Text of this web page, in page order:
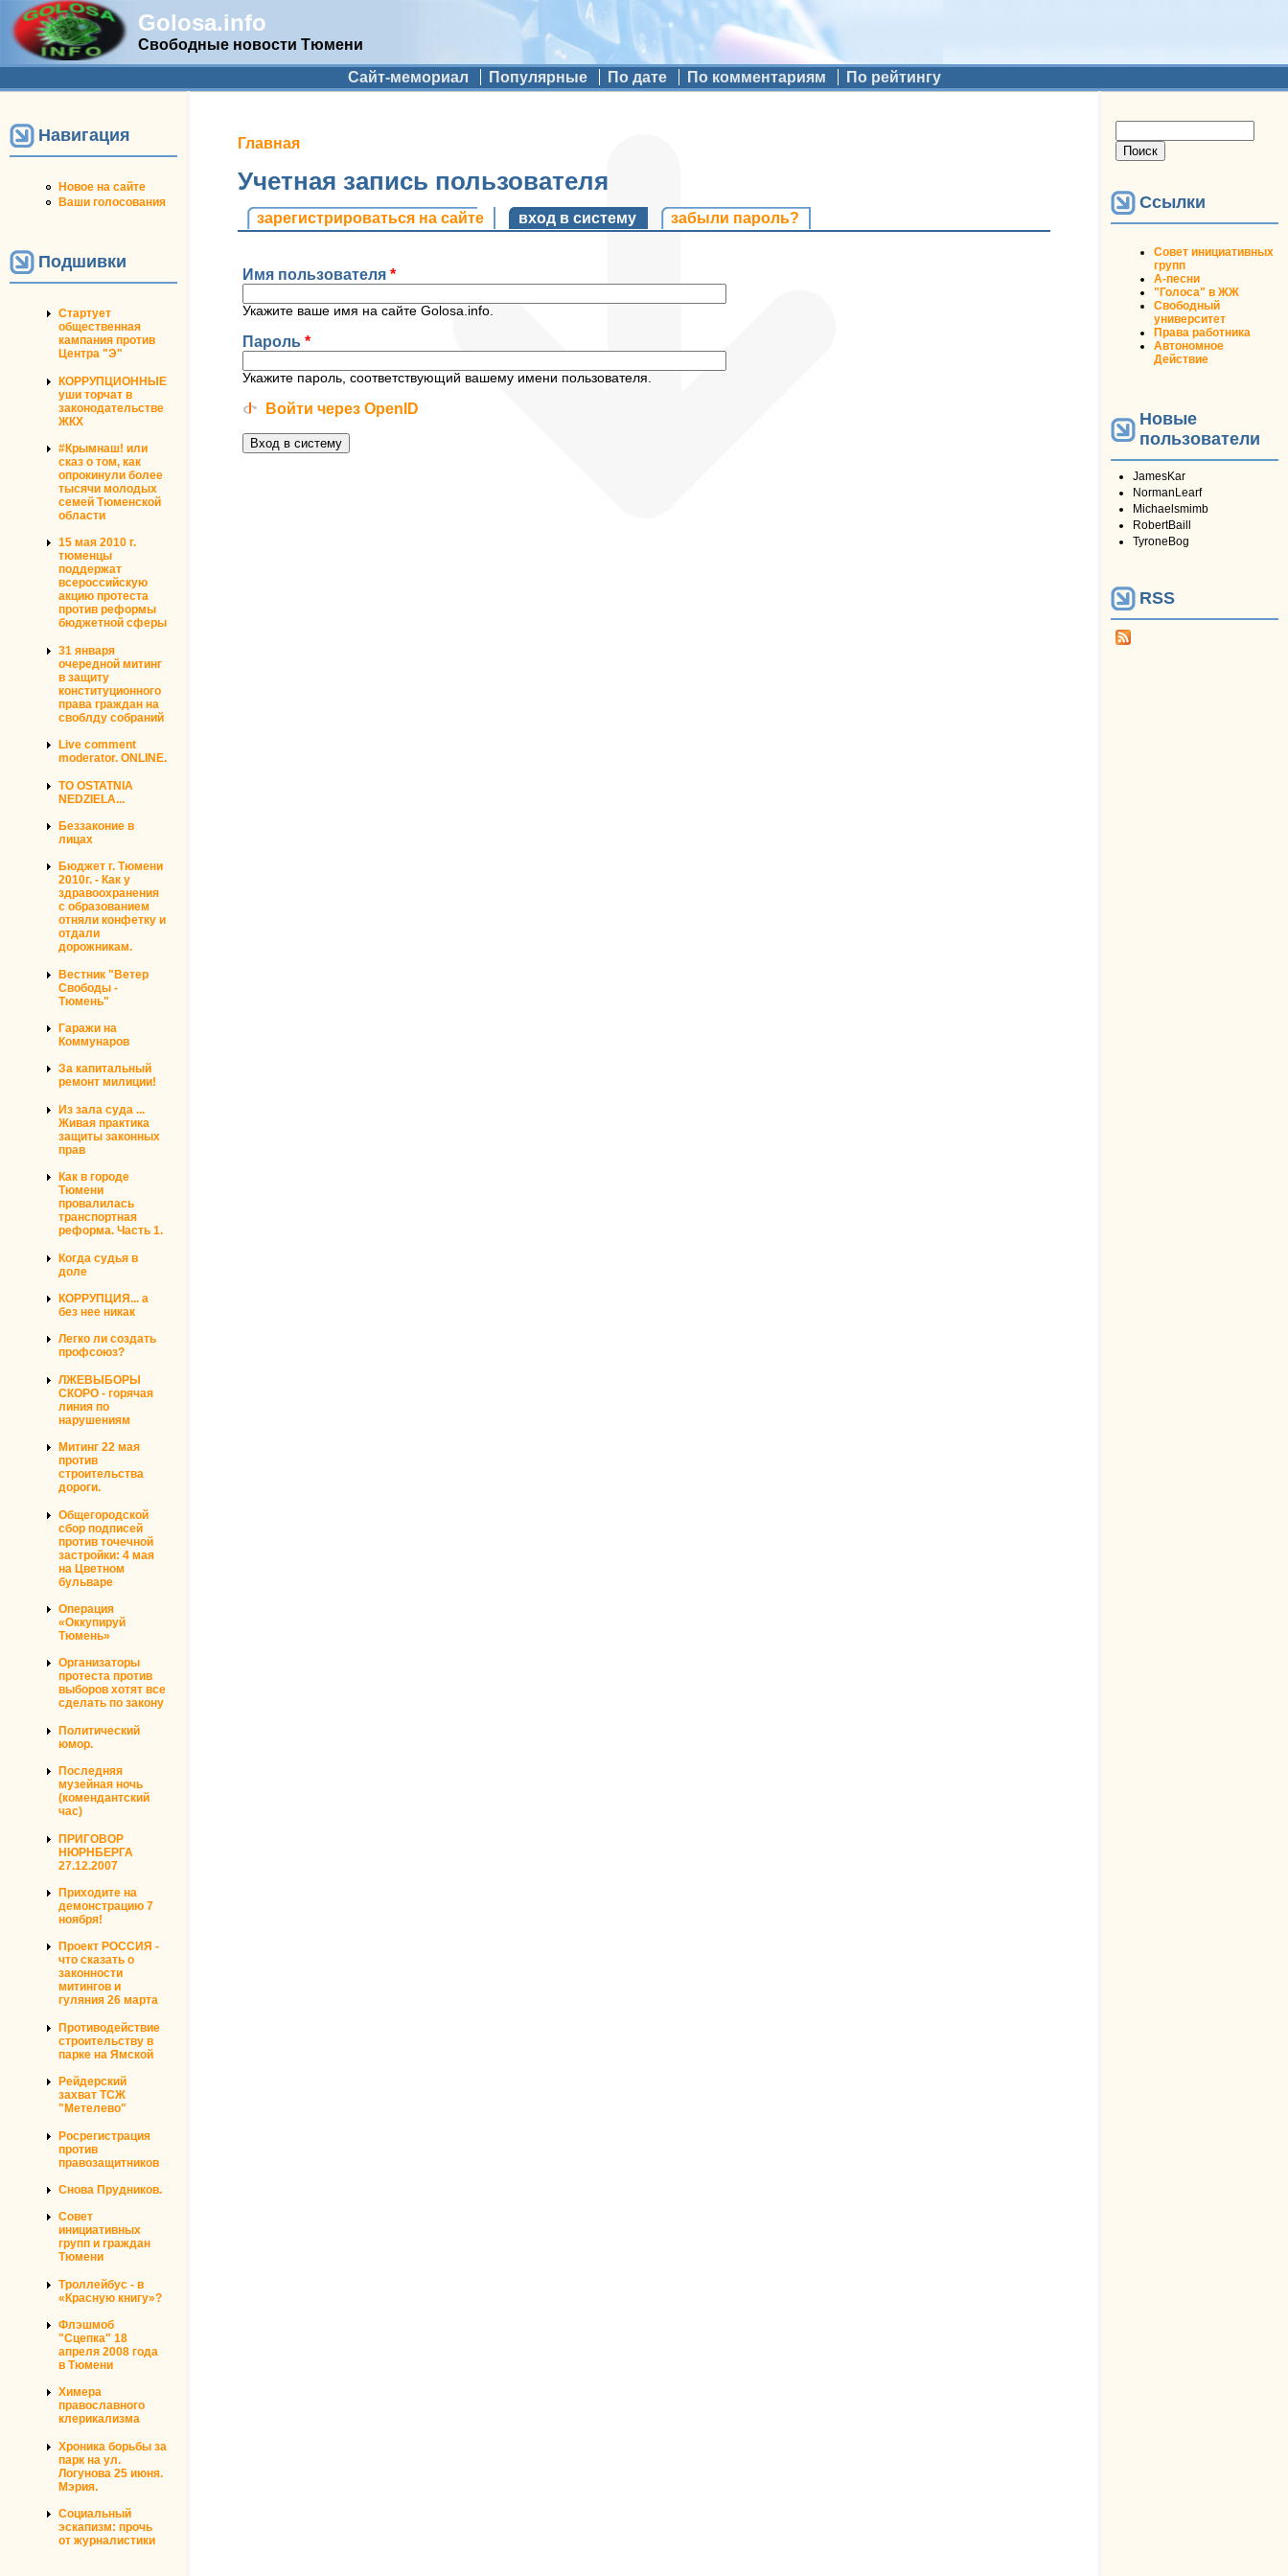
Golosa.info
Свободные новости Тюмени
Дополнительное меню Сайт-мемориал Популярные По дате По комментариям По рейтингу
Навигация
Новое на сайте
Ваши голосования
Подшивки
Стартует
общественная
кампания против
Центра "Э"
КОРРУПЦИОННЫЕ
уши торчат в
законодательстве
ЖКХ
#Крымнаш! или
сказ о том, как
опрокинули более
тысячи молодых
семей Тюменской
области
15 мая 2010 г.
тюменцы
поддержат
всероссийскую
акцию протеста
против реформы
бюджетной сферы
31 января
очередной митинг
в защиту
конституционного
права граждан на
своблду собраний
Live comment
moderator. ONLINE.
TO OSTATNIA
NEDZIELA...
Беззаконие в
лицах
Бюджет г. Тюмени
2010г. - Как у
здравоохранения
с образованием
отняли конфетку и
отдали
дорожникам.
Вестник "Ветер
Свободы -
Тюмень"
Гаражи на
Коммунаров
За капитальный
ремонт милиции!
Из зала суда ...
Живая практика
защиты законных
прав
Как в городе
Тюмени
провалилась
транспортная
реформа. Часть 1.
Когда судья в
доле
КОРРУПЦИЯ... а
без нее никак
Легко ли создать
профсоюз?
ЛЖЕВЫБОРЫ
СКОРО - горячая
линия по
нарушениям
Митинг 22 мая
против
строительства
дороги.
Общегородской
сбор подписей
против точечной
застройки: 4 мая
на Цветном
бульваре
Операция
«Оккупируй
Тюмень»
Организаторы
протеста против
выборов хотят все
сделать по закону
Политический
юмор.
Последняя
музейная ночь
(комендантский
час)
ПРИГОВОР
НЮРНБЕРГА
27.12.2007
Приходите на
демонстрацию 7
ноября!
Проект РОССИЯ -
что сказать о
законности
митингов и
гуляния 26 марта
Противодействие
строительству в
парке на Ямской
Рейдерский
захват ТСЖ
"Метелево"
Росрегистрация
против
правозащитников
Снова Прудников.
Совет
инициативных
групп и граждан
Тюмени
Троллейбус - в
«Красную книгу»?
Флэшмоб
"Сцепка" 18
апреля 2008 года
в Тюмени
Химера
православного
клерикализма
Хроника борьбы за
парк на ул.
Логунова 25 июня.
Мэрия.
Социальный
эскапизм: прочь
от журналистики
Вы здесь
Главная
Учетная запись пользователя
Главные вкладки
зарегистрироваться на сайте вход в систему (активная вкладка)
забыли пароль?
Имя пользователя *
Укажите ваше имя на сайте Golosa.info.
Пароль *
Укажите пароль, соответствующий вашему имени пользователя.
Войти через OpenID
Ссылки
Совет инициативных
групп
А-песни
"Голоса" в ЖЖ
Свободный
университет
Права работника
Автономное
Действие
Новые
пользователи
JamesKar
NormanLearf
Michaelsmimb
RobertBaill
TyroneBog
RSS